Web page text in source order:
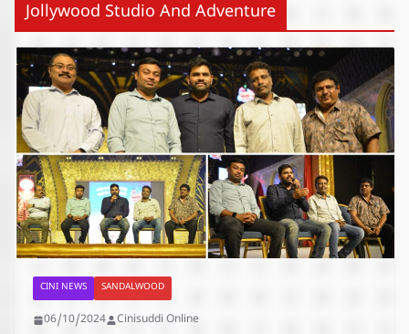
Jollywood Studio And Adventure
CINI NEWS SANDALWOOD
06/10/2024 Cinisuddi Online